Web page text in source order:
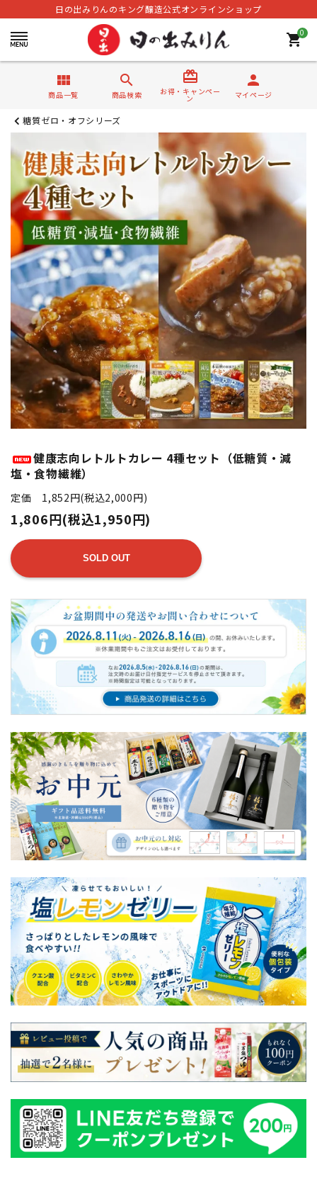
日の出みりんのキング醸造公式オンラインショップ
0
shopping_cart
view_module
商品一覧
search
商品検索
card_giftcard
お得・キャンペー
ン
person
マイページ
糖質ゼロ・オフシリーズ
健康志向レトルトカレー 4種セット（低糖質・減
塩・食物繊維）
定価 1,852円(税込2,000円)
1,806円(税込1,950円)
SOLD OUT